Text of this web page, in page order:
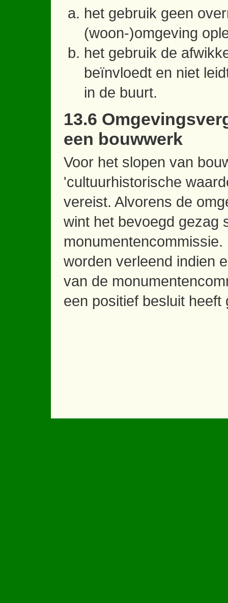
het gebruik geen
(woon-)omgeving
het gebruik de
beïnvloedt en niet
in de buurt.
13.6
een bouwwerk
Voor het slopen van
'cultuurhistorische
vereist. Alvorens de
wint het bevoegd gezag
worden verleend indien
van de
een positief besluit heeft